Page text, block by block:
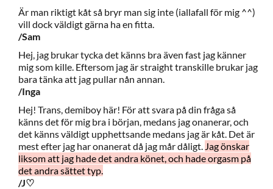
Är man riktigt kåt så bryr man sig inte (iallafall för mig ^^)
vill dock väldigt gärna ha en fitta.
/Sam
Hej, jag brukar tycka det känns bra även fast jag känner
mig som kille. Eftersom jag är straight transkille brukar jag
bara tänka att jag pullar nån annan.
/Inga
Hej! Trans, demiboy här! För att svara på din fråga så
känns det för mig bra i början, medans jag onanerar, och
det känns väldigt upphettsande medans jag är kåt. Det är
mest efter jag har onanerat då jag mår dåligt. Jag önskar
liksom att jag hade det andra könet, och hade orgasm på
det andra sättet typ.
/J♡